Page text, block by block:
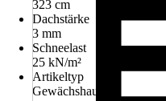
323 cm
Dachstärke
3 mm
Schneelast
25 kN/m²
Artikeltyp
Gewächshaus